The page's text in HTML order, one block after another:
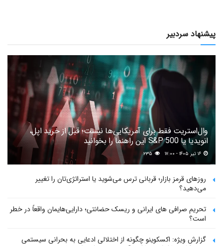
پیشنهاد سردبیر
وال‌استریت فقط برای آمریکایی‌ها نیست؛ قبل از خرید اپل،
انویدیا یا S&P 500 این راهنما را بخوانید
۲۳۵
روزهای قرمز بازار؛ قربانی ترس می‌شوید یا استراتژی‌تان را تغییر
می‌دهید؟
تحریم صرافی های ایرانی و ریسک حضانتی؛ دارایی‌هایمان واقعاً در خطر
است؟
گزارش ویژه: اکسکوینو چگونه از اختلالی ادعایی به بحرانی سیستمی